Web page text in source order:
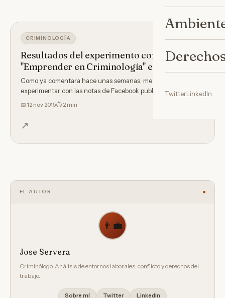
TwitterLinkedIn
CRIMINOLOGÍA
Resultados del experimento con
"Emprender en Criminología" en Facebook
Como ya comentara hace unas semanas, me decidí a
experimentar con las notas de Facebook publicando cada día
un capítulo…
📅 12 nov 2015⏱ 2 min
↗
EL AUTOR
👨‍💼
Jose Servera
Criminólogo. Análisis de entornos laborales, conflicto y derechos del
trabajo.
Sobre mí Twitter LinkedIn